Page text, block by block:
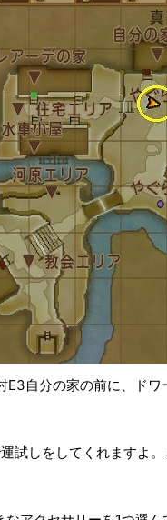
自分の家の前に、ド
試しをしてくれますよ